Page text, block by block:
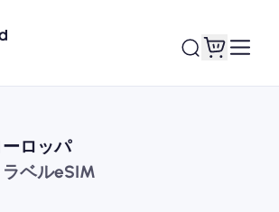
イン
ーロッパ
ラベルeSIM